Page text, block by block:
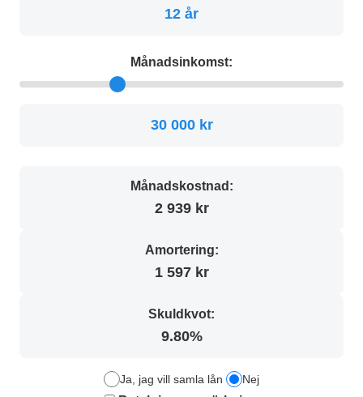
12 år
Månadsinkomst:
30 000 kr
Månadskostnad:
2 939 kr
Amortering:
1 597 kr
Skuldkvot:
9.80%
Ja, jag vill samla lån Nej